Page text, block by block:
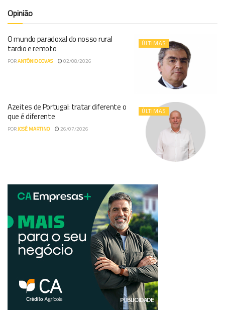
Opinião
ÚLTIMAS
O mundo paradoxal do nosso rural
tardio e remoto
PORANTÓNIO COVAS 02/08/2026
ÚLTIMAS
Azeites de Portugal: tratar diferente o
que é diferente
PORJOSÉ MARTINO 26/07/2026